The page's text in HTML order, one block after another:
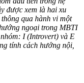
được xem là hai xu
qua hành vi một
ngoại trong MBTI
I (Introvert) và E
tính cách hướng nội,